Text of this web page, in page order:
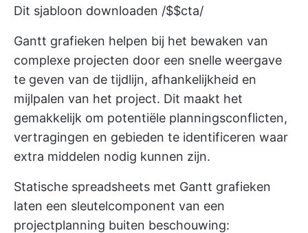
Dit sjabloon downloaden /$$cta/
Gantt grafieken helpen bij het bewaken van
complexe projecten door een snelle weergave
te geven van de tijdlijn, afhankelijkheid en
mijlpalen van het project. Dit maakt het
gemakkelijk om potentiële planningsconflicten,
vertragingen en gebieden te identificeren waar
extra middelen nodig kunnen zijn.
Statische spreadsheets met Gantt grafieken
laten een sleutelcomponent van een
projectplanning buiten beschouwing: